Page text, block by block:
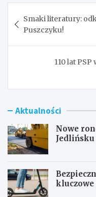
wpisu
Smaki literatury:
Puszczyku!
110 lat
Aktualności
Nowe
kluczowe